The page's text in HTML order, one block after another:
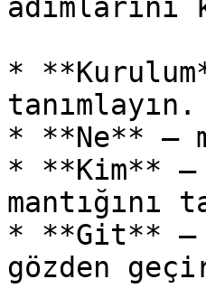
*
tanımlayın.
* **Ne** —
* **Kim** —
mantığını
* **Git** —
gözden